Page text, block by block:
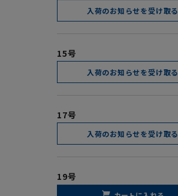
入荷のお知らせを受け取る
15号
入荷のお知らせを受け取る
17号
入荷のお知らせを受け取る
19号